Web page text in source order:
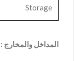
Storage
المداخل والمخارج :